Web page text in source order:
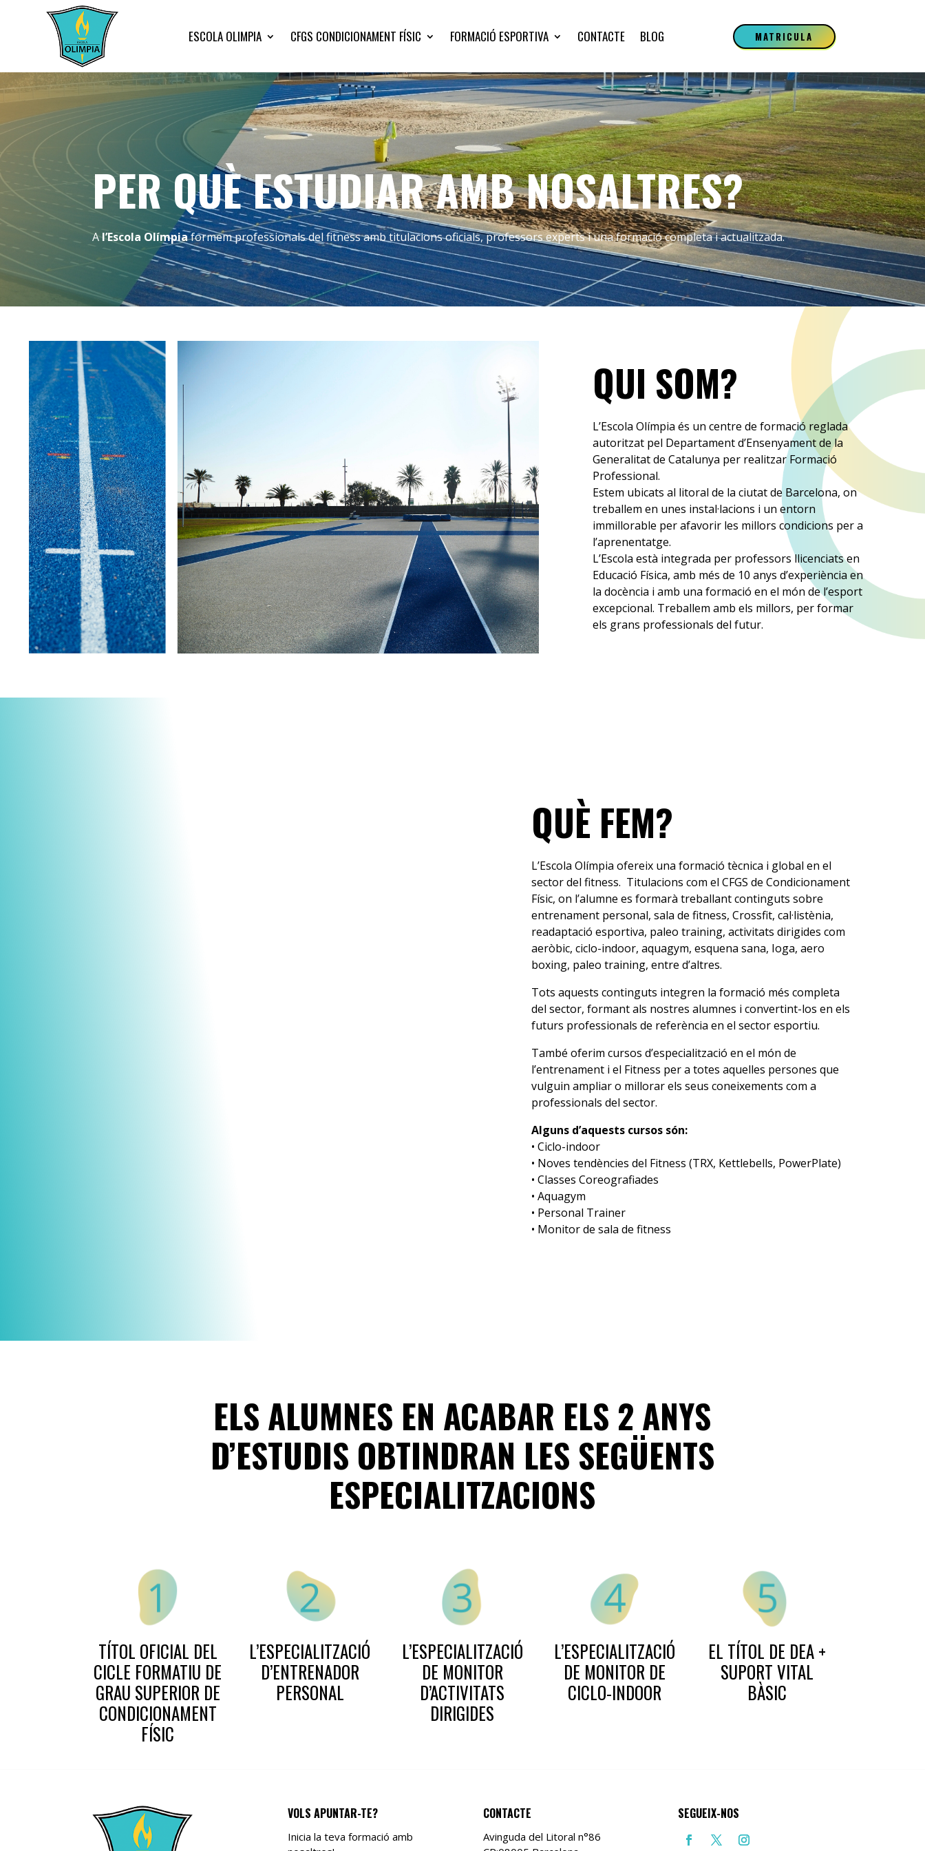
ESCOLA OLIMPIA CFGS CONDICIONAMENT FÍSIC FORMACIÓ ESPORTIVA CONTACTE BLOG MATRICULA
PER QUÈ ESTUDIAR AMB NOSALTRES?
Al’Escola Olímpiaformem professionals del fitness amb titulacions oficials, professors experts i una formació completa i actualitzada.
QUI SOM?
L’Escola Olímpia és un centre de formació reglada
autoritzat pel Departament d’Ensenyament de la
Generalitat de Catalunya per realitzar Formació
Professional.
Estem ubicats al litoral de la ciutat de Barcelona, on
treballem en unes instal·lacions i un entorn
immillorable per afavorir les millors condicions per a
l’aprenentatge.
L’Escola està integrada per professors llicenciats en
Educació Física, amb més de 10 anys d’experiència en
la docència i amb una formació en el món de l’esport
excepcional. Treballem amb els millors, per formar
els grans professionals del futur.
QUÈ FEM?
L’Escola Olímpia ofereix una formació tècnica i global en el
sector del fitness. Titulacions com el CFGS de Condicionament
Físic, on l’alumne es formarà treballant continguts sobre
entrenament personal, sala de fitness, Crossfit, cal·listènia,
readaptació esportiva, paleo training, activitats dirigides com
aeròbic, ciclo-indoor, aquagym, esquena sana, Ioga, aero
boxing, paleo training, entre d’altres.
Tots aquests continguts integren la formació més completa
del sector, formant als nostres alumnes i convertint-los en els
futurs professionals de referència en el sector esportiu.
També oferim cursos d’especialització en el món de
l’entrenament i el Fitness per a totes aquelles persones que
vulguin ampliar o millorar els seus coneixements com a
professionals del sector.
Alguns d’aquests cursos són:
• Ciclo-indoor
• Noves tendències del Fitness (TRX, Kettlebells, PowerPlate)
• Classes Coreografiades
• Aquagym
• Personal Trainer
• Monitor de sala de fitness
ELS ALUMNES EN ACABAR ELS 2 ANYS
D’ESTUDIS OBTINDRAN LES SEGÜENTS
ESPECIALITZACIONS
TÍTOL OFICIAL DEL
CICLE FORMATIU DE
GRAU SUPERIOR DE
CONDICIONAMENT
FÍSIC
L’ESPECIALITZACIÓ
D’ENTRENADOR
PERSONAL
L’ESPECIALITZACIÓ
DE MONITOR
D’ACTIVITATS
DIRIGIDES
L’ESPECIALITZACIÓ
DE MONITOR DE
CICLO-INDOOR
EL TÍTOL DE DEA +
SUPORT VITAL
BÀSIC
VOLS APUNTAR-TE?
Inicia la teva formació amb
CONTACTE
Avinguda del Litoral n°86
SEGUEIX-NOS